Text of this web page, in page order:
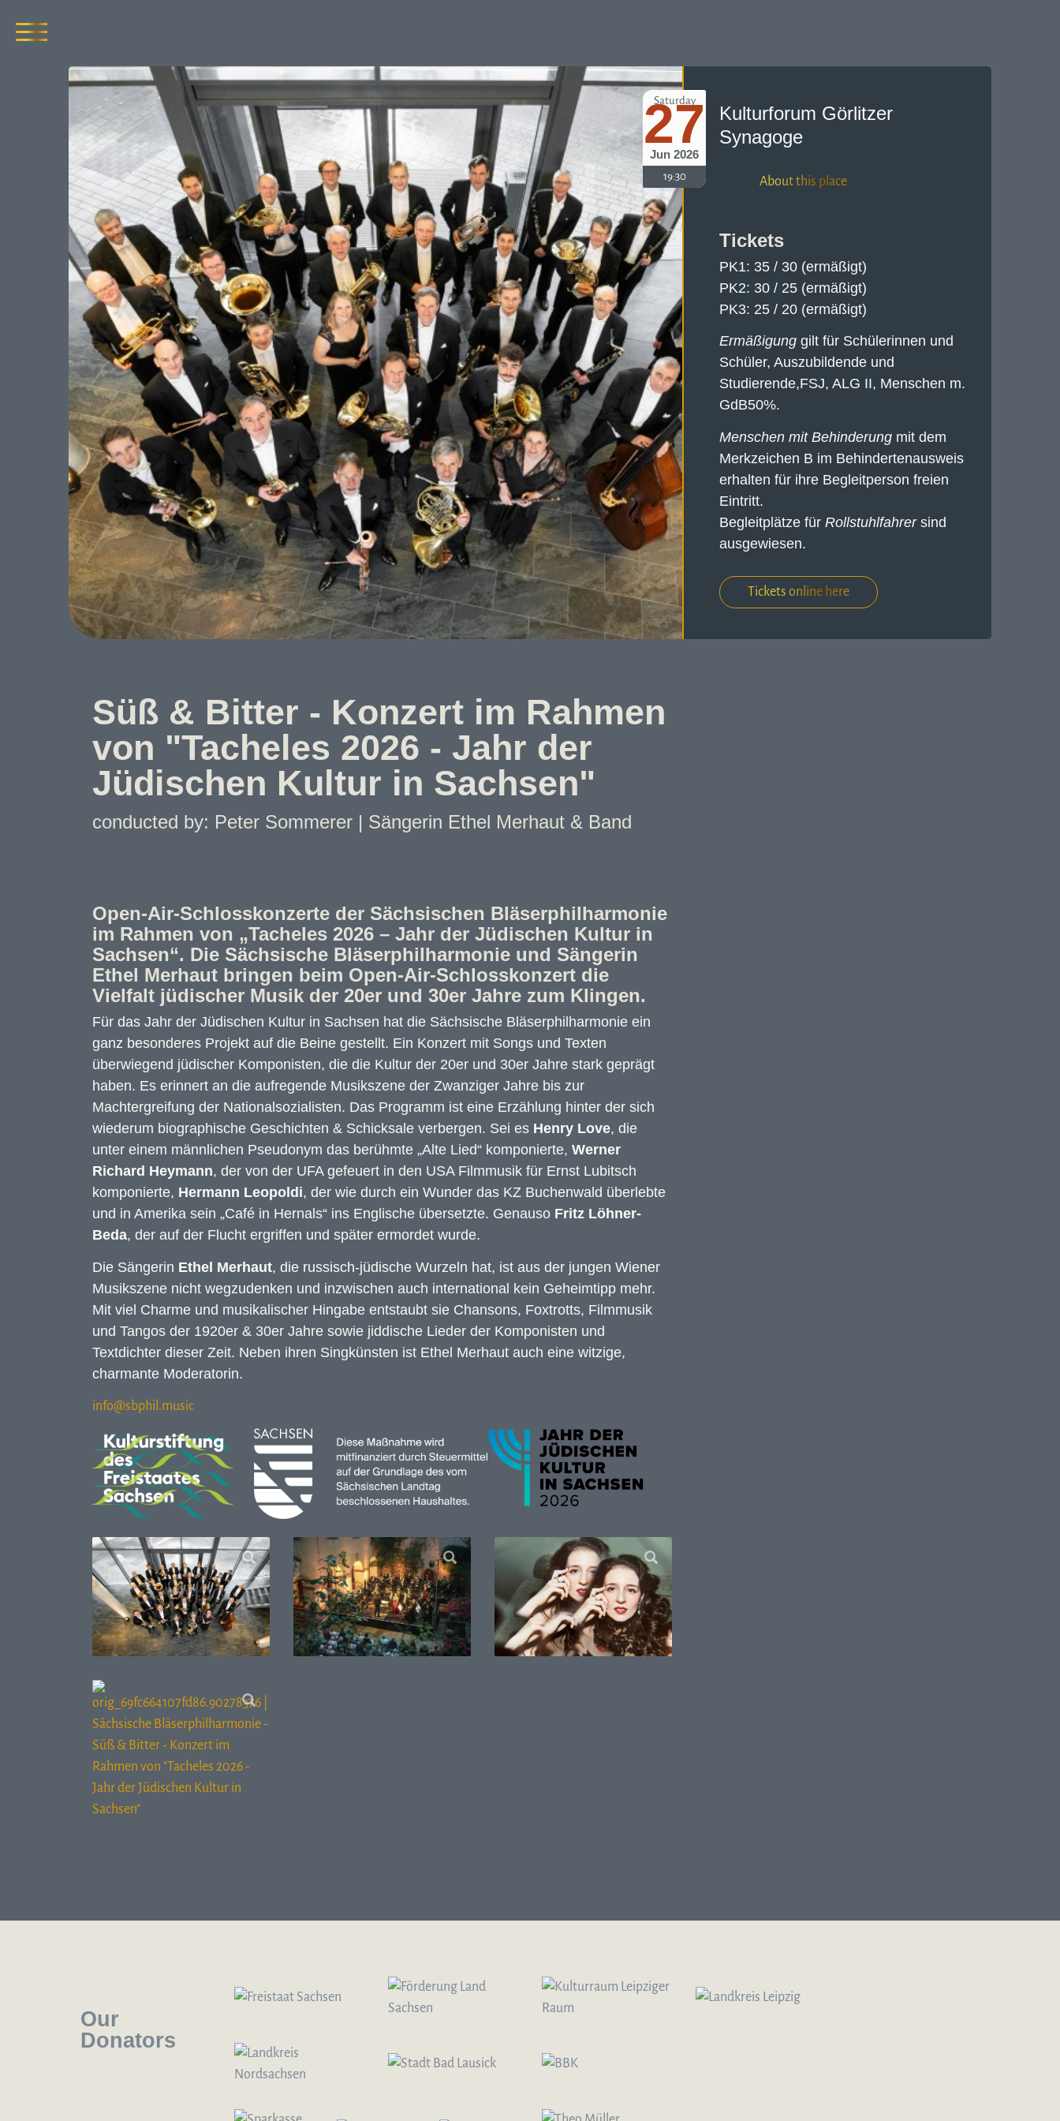
Saturday
27
Jun 2026
19:30
Kulturforum Görlitzer
Synagoge
About this place
Tickets
PK1: 35 / 30 (ermäßigt)
PK2: 30 / 25 (ermäßigt)
PK3: 25 / 20 (ermäßigt)
Ermäßigung gilt für Schülerinnen und
Schüler, Auszubildende und
Studierende,FSJ, ALG II, Menschen m.
GdB50%.
Menschen mit Behinderung mit dem
Merkzeichen B im Behindertenausweis
erhalten für ihre Begleitperson freien
Eintritt.
Begleitplätze für Rollstuhlfahrersind
ausgewiesen.
Tickets online here
Süß & Bitter - Konzert im Rahmen
von "Tacheles 2026 - Jahr der
Jüdischen Kultur in Sachsen"
conducted by: Peter Sommerer | Sängerin Ethel Merhaut & Band
Open-Air-Schlosskonzerte der Sächsischen Bläserphilharmonie
im Rahmen von „Tacheles 2026 – Jahr der Jüdischen Kultur in
Sachsen“. Die Sächsische Bläserphilharmonie und Sängerin
Ethel Merhaut bringen beim Open-Air-Schlosskonzert die
Vielfalt jüdischer Musik der 20er und 30er Jahre zum Klingen.
Für das Jahr der Jüdischen Kultur in Sachsen hat die Sächsische Bläserphilharmonie ein
ganz besonderes Projekt auf die Beine gestellt. Ein Konzert mit Songs und Texten
überwiegend jüdischer Komponisten, die die Kultur der 20er und 30er Jahre stark geprägt
haben. Es erinnert an die aufregende Musikszene der Zwanziger Jahre bis zur
Machtergreifung der Nationalsozialisten. Das Programm ist eine Erzählung hinter der sich
wiederum biographische Geschichten & Schicksale verbergen. Sei es Henry Love, die
unter einem männlichen Pseudonym das berühmte „Alte Lied“ komponierte, Werner
Richard Heymann, der von der UFA gefeuert in den USA Filmmusik für Ernst Lubitsch
komponierte, Hermann Leopoldi, der wie durch ein Wunder das KZ Buchenwald überlebte
und in Amerika sein „Café in Hernals“ ins Englische übersetzte. Genauso Fritz Löhner-
Beda, der auf der Flucht ergriffen und später ermordet wurde.
Die Sängerin Ethel Merhaut, die russisch-jüdische Wurzeln hat, ist aus der jungen Wiener
Musikszene nicht wegzudenken und inzwischen auch international kein Geheimtipp mehr.
Mit viel Charme und musikalischer Hingabe entstaubt sie Chansons, Foxtrotts, Filmmusik
und Tangos der 1920er & 30er Jahre sowie jiddische Lieder der Komponisten und
Textdichter dieser Zeit. Neben ihren Singkünsten ist Ethel Merhaut auch eine witzige,
charmante Moderatorin.
Our
Donators